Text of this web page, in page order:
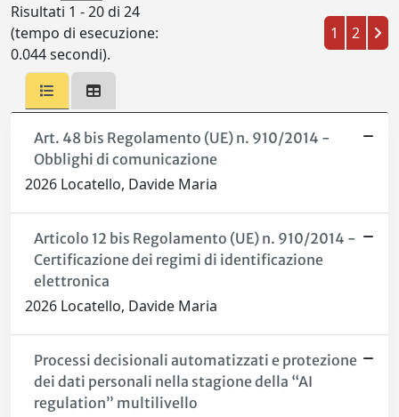
Risultati 1 - 20 di 24
(tempo di esecuzione:
0.044 secondi).
1 2
Art. 48 bis Regolamento (UE) n. 910/2014 -
Obblighi di comunicazione
2026 Locatello, Davide Maria
Articolo 12 bis Regolamento (UE) n. 910/2014 -
Certificazione dei regimi di identificazione
elettronica
2026 Locatello, Davide Maria
Processi decisionali automatizzati e protezione
dei dati personali nella stagione della “AI
regulation” multilivello